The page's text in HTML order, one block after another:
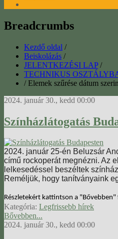
Breadcrumbs
Kezdő oldal /
Beiskolázás /
JELENTKEZÉSI LAP /
TECHNIKUS
/ Elemek szűrése dátum
2024. január 30., kedd 00:00
Színházlátogatás
2024. január 25-én Beluzsár
című rockoperát megnézni. Az
lelkesedéssel beszéltek
Reméljük, hogy tanítványaink
Részletekért kattintson a
Kategória: Legfrissebb hírek
Bővebben...
2024. január 30., kedd 00:00